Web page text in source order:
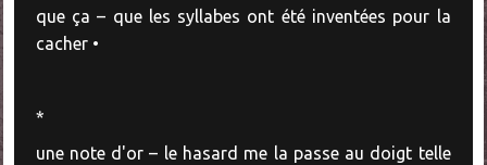
que ça – que les syllabes ont été inventées pour la
cacher •
*
une note d'or – le hasard me la passe au doigt telle